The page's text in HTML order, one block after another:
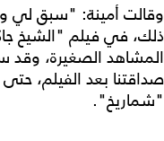
وقالت أمينة: "سبق لي
ذلك، في فيلم "الشيخ
المشاهد الصغيرة، وقد
صداقتنا بعد الفيلم،
"شماريخ".